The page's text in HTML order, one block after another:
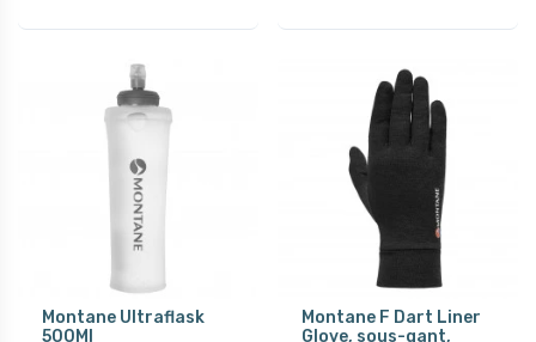
Montane Ultraflask
500Ml
Montane F Dart Liner
Glove, sous-gant,